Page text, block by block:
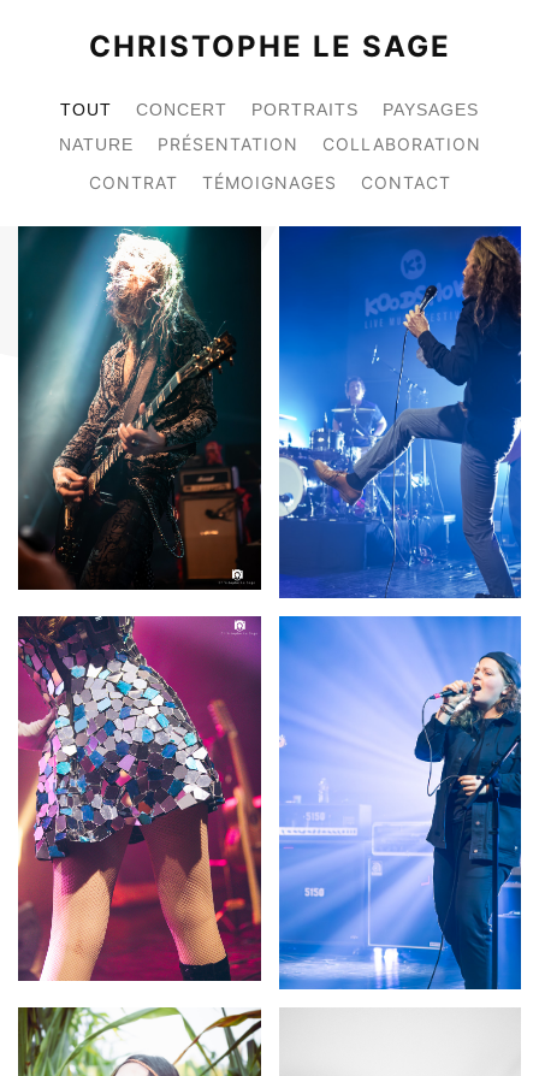
CHRISTOPHE LE SAGE
TOUT CONCERT PORTRAITS
PAYSAGES
NATURE
PRÉSENTATION
COLLABORATION
CONTRAT
TÉMOIGNAGES CONTACT